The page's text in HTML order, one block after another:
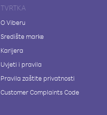
TVRTKA
O Viberu
Središte marke
Karijera
Uvjeti i pravila
Pravila zaštite privatnosti
Customer Complaints Code